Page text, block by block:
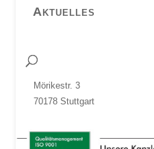
Aktuelles
Mörikestr. 3
70178 Stuttgart